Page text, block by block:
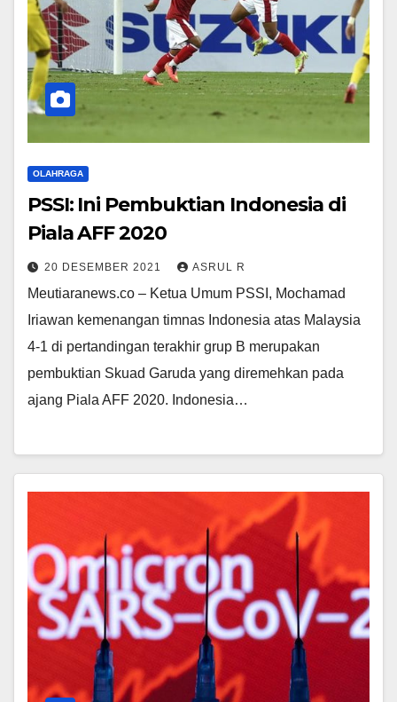
OLAHRAGA
PSSI: Ini Pembuktian Indonesia di
Piala AFF 2020
20 DESEMBER 2021 ASRUL R
Meutiaranews.co – Ketua Umum PSSI, Mochamad
Iriawan kemenangan timnas Indonesia atas Malaysia
4-1 di pertandingan terakhir grup B merupakan
pembuktian Skuad Garuda yang diremehkan pada
ajang Piala AFF 2020. Indonesia…